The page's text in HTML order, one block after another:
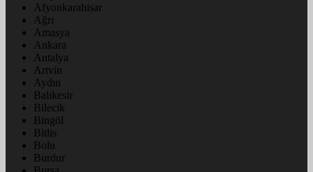
Afyonkarahisar
Ağrı
Amasya
Ankara
Antalya
Artvin
Aydın
Balıkesir
Bilecik
Bingöl
Bitlis
Bolu
Burdur